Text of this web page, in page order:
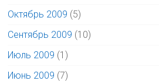
Октябрь 2009 (5)
Сентябрь 2009 (10)
Июль 2009 (1)
Июнь 2009 (7)